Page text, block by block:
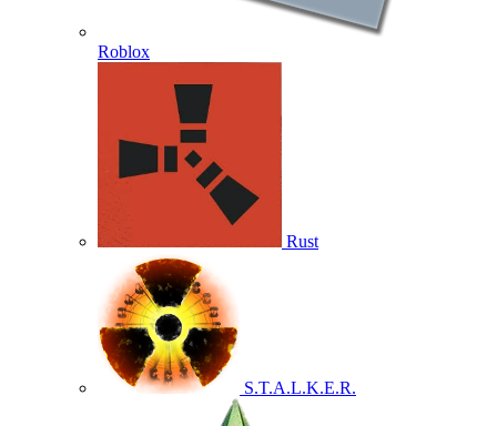
Roblox
Rust
S.T.A.L.K.E.R.